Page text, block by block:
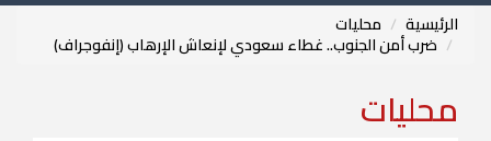
الرئيسية محليات
ضرب أمن الجنوب.. غطاء سعودي لإنعاش الإرهاب (إنفوجراف)
محليات